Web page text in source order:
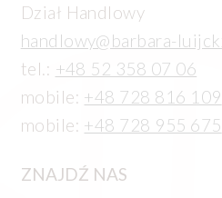
Dział Handlowy
handlowy@barbara-
tel.: +48 52 358 07 06
mobile: +48 728 816 109
mobile: +48 728 955 675
ZNAJDŹ NAS